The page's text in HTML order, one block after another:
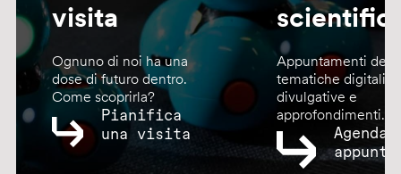
visita
Ognuno di noi ha una
dose di futuro dentro.
Come scoprirla?
Pianifica
una visita
Appuntamenti
tematiche digitali,
divulgative e
approfondimenti.
Agenda